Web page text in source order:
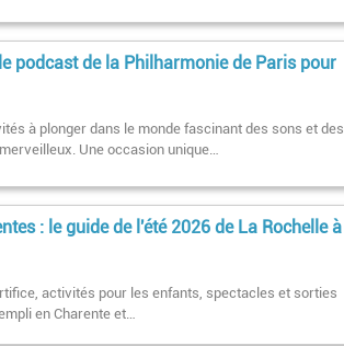
podcast de la Philharmonie de Paris pour
à plonger dans le monde fascinant des sons et des
Une occasion unique…
: le guide de l'été 2026 de La Rochelle à
activités pour les enfants, spectacles et sorties
en Charente et…